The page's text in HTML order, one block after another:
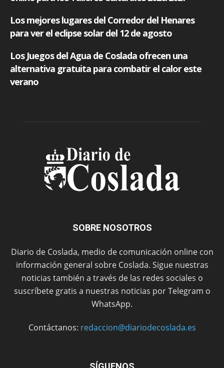
SOBRE NOSOTROS
Diario de Coslada, medio de comunicación online con
información general sobre Coslada. Sigue nuestras
noticias también a través de las redes sociales o
suscríbete gratis a nuestras noticias por Telegram o
WhatsApp.
Contáctanos: redaccion@diariodecoslada.es